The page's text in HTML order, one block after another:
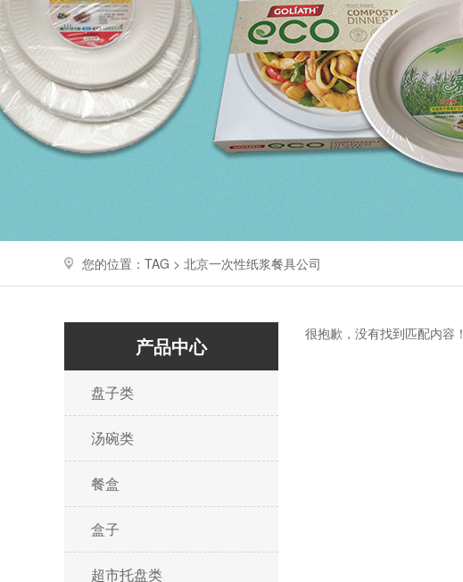
您的位置：TAG > 北京一次性纸浆餐具公司
产品中心
盘子类
汤碗类
餐盒
盒子
超市托盘类
很抱歉，没有找到匹配内容！